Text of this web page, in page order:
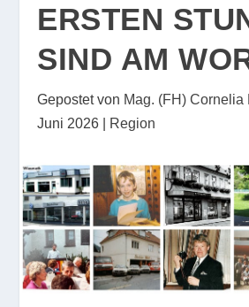
ERSTEN
SIND AM
Gepostet von Mag. (FH) Cornelia
Juni 2026
Region